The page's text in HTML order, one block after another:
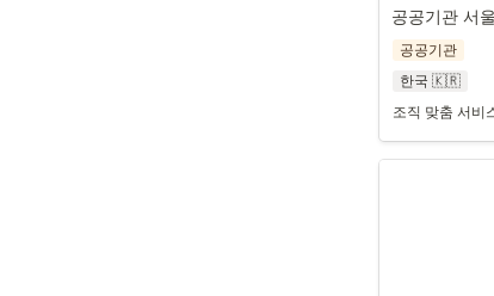
공공기관 서
공공기관
한국 🇰🇷
조직 맞춤 서비